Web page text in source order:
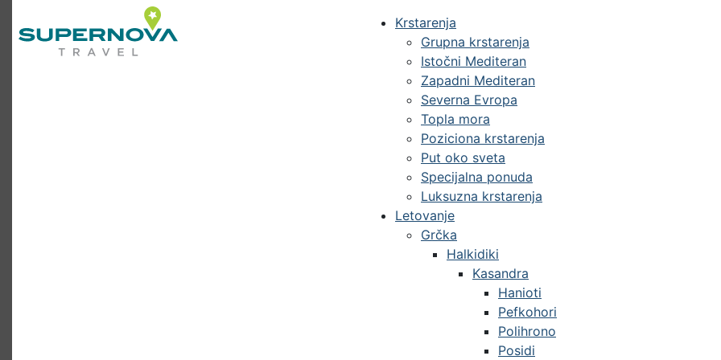
Krstarenja
Grupna krstarenja
Istočni Mediteran
Zapadni Mediteran
Severna Evropa
Topla mora
Poziciona krstarenja
Put oko sveta
Specijalna ponuda
Luksuzna krstarenja
Letovanje
Grčka
Halkidiki
Kasandra
Hanioti
Pefkohori
Polihrono
Posidi